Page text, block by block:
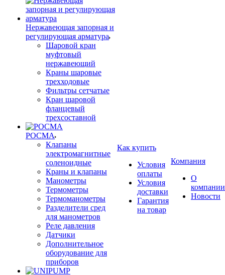
Нержавеющая запорная и
регулирующая арматура
Шаровой кран
муфтовый
нержавеющий
Краны шаровые
трехходовые
Фильтры сетчатые
Кран шаровой
фланцевый
трехсоставной
РОСМА
Клапаны
электромагнитные
соленоидные
Краны и клапаны
Манометры
Термометры
Термоманометры
Разделители сред
для манометров
Реле давления
Датчики
Дополнительное
оборудование для
приборов
Как купить
Условия
оплаты
Условия
доставки
Гарантия
на товар
Компания
О
компании
Новости